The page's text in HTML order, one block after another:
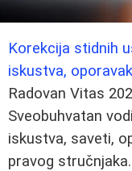
Korekcija stidnih
iskustva,
Radovan Vitas
Sveobuhvatan
iskustva, saveti,
pravog